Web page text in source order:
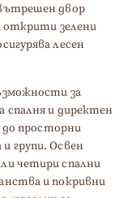
двор
открити зелени
лесен
за
спалня и директен
до просторни
групи. Освен
четири спални
и покривни